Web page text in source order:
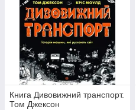
Книга Дивовижний транспорт.
Том Джексон